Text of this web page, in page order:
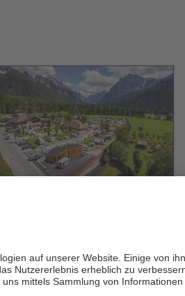
CIN +
St. Vigil in Enneberg